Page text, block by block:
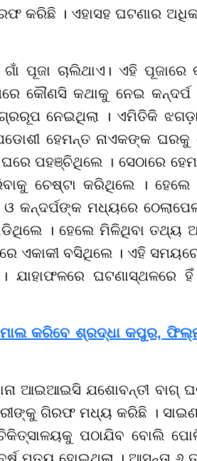
କରିଛି । ଏହାସହ ଘଟଣାର
ପୂଜା ଚାଲିଥାଏ। ଏହି ପୂଜାରେ
କୌଣସି କଥାକୁ ନେଇ
ନେଇଥିଲା । ଏମିତିକି
ହେମନ୍ତ ନାଏକଙ୍କ
ପହଞ୍ଚିଥିଲେ । ସେଠାରେ
ଚେଷ୍ଟା କରିଥିଲେ । ହେଲେ
ମଧ୍ୟରେ
। ହେଲେ ମିଳିଥିବା ତଥ୍ୟ
ଏକାକୀ ବସିଥିଲେ । ଏହି
ଯାହାଫଳରେ ଘଟଣାସ୍ଥଳରେ
କରିବେ ଶ୍ରଦ୍ଧା କପୁର,
ଆଇଆଇସି ଯଶୋବନ୍ତୀ ବାଗ୍
ଗିରଫ ମଧ୍ୟ କରିଛି ।
ପଠାଯିବ ବୋଲି
ମୃତ୍ୟୁ ହୋଇଥିଲା । ଆସନ୍ତା ୬